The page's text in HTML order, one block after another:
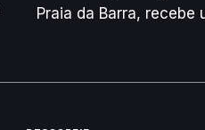
Praia da Barra, recebe